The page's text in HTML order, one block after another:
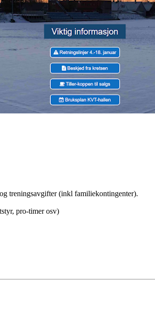
treningsavgifter (inkl familiekontingenter).
pro-timer osv)